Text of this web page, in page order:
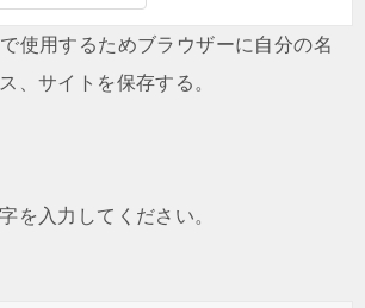
使用するためブラウザーに自分の名
、サイトを保存する。
を入力してください。